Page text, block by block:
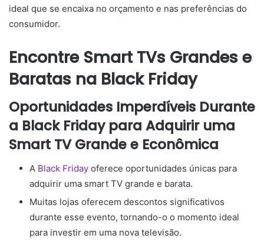
ideal que se encaixa no orçamento e nas preferências do
consumidor.
Encontre Smart TVs Grandes e
Baratas na Black Friday
Oportunidades Imperdíveis Durante
a Black Friday para Adquirir uma
Smart TV Grande e Econômica
A Black Friday oferece oportunidades únicas para
adquirir uma smart TV grande e barata.
Muitas lojas oferecem descontos significativos
durante esse evento, tornando-o o momento ideal
para investir em uma nova televisão.